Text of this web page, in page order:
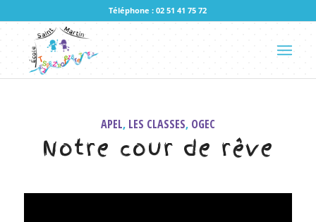
Téléphone : 02 51 41 75 72
APEL, LES CLASSES, OGEC
Notre cour de rêve